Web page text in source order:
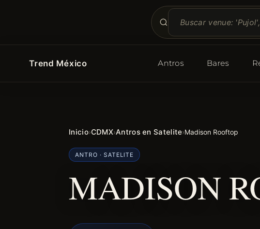
Trend México Antros Bares
Inicio›CDMX›Antros en Satelite›Madison Rooftop
ANTRO · SATELITE
MADISON